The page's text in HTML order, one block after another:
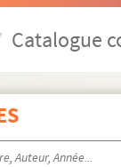
Catalogue